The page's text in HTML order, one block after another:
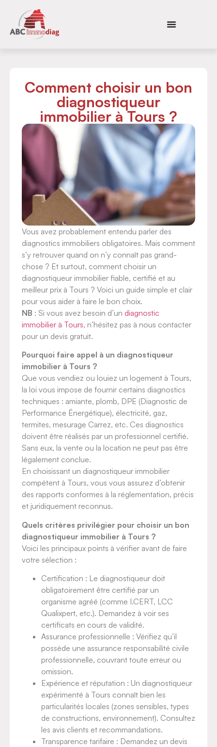
Comment choisir un bon
diagnostiqueur
immobilier à Tours ?
Vous avez probablement entendu parler des
diagnostics immobiliers obligatoires. Mais comment
s’y retrouver quand on n’y connaît pas grand-
chose ? Et surtout, comment choisir un
diagnostiqueur immobilier fiable, certifié et au
meilleur prix à Tours ? Voici un guide simple et clair
pour vous aider à faire le bon choix.
NB : Si vous avez besoin d’un diagnostic
immobilier à Tours, n’hésitez pas à nous contacter
pour un devis gratuit.
Pourquoi faire appel à un diagnostiqueur
immobilier à Tours ?
Que vous vendiez ou louiez un logement à Tours,
la loi vous impose de fournir certains diagnostics
techniques : amiante, plomb, DPE (Diagnostic de
Performance Énergétique), électricité, gaz,
termites, mesurage Carrez, etc. Ces diagnostics
doivent être réalisés par un professionnel certifié.
Sans eux, la vente ou la location ne peut pas être
légalement conclue.
En choisissant un diagnostiqueur immobilier
compétent à Tours, vous vous assurez d’obtenir
des rapports conformes à la réglementation, précis
et juridiquement reconnus.
Quels critères privilégier pour choisir un bon
diagnostiqueur immobilier à Tours ?
Voici les principaux points à vérifier avant de faire
votre sélection :
Certification : Le diagnostiqueur doit
obligatoirement être certifié par un
organisme agréé (comme I.CERT, LCC
Qualixpert, etc.). Demandez à voir ses
certificats en cours de validité.
Assurance professionnelle : Vérifiez qu’il
possède une assurance responsabilité civile
professionnelle, couvrant toute erreur ou
omission.
Expérience et réputation : Un diagnostiqueur
expérimenté à Tours connaît bien les
particularités locales (zones sensibles, types
de constructions, environnement). Consultez
les avis clients et recommandations.
Transparence tarifaire : Demandez un devis